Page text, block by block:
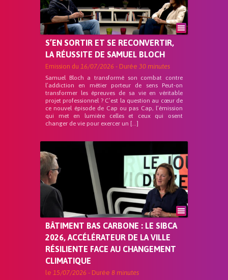
S’EN SORTIR ET SE RECONVERTIR,
LA RÉUSSITE DE SAMUEL BLOCH
Emission du 16/07/2026 - Durée 30 minutes
Samuel Bloch a transformé son combat contre
l’addiction en métier porteur de sens Peut-on
transformer les épreuves de sa vie en véritable
projet professionnel ? C’est la question au cœur de
ce nouvel épisode de Cap ou pas Cap, l’émission
qui met en lumière celles et ceux qui osent
changer de vie pour exercer un […]
BÂTIMENT BAS CARBONE : LE SIBCA
2026, ACCÉLÉRATEUR DE LA VILLE
RÉSILIENTE FACE AU CHANGEMENT
CLIMATIQUE
le 15/07/2026 - Durée 8 minutes